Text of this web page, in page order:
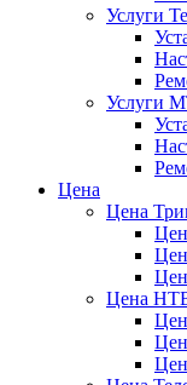
Услуги
Услуги
Цена
Цена
Цена